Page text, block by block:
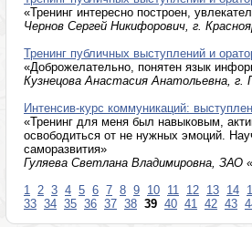
«Тренинг интересно построен,
Чернов Сергей Никифорович, г.
Тренинг публичных выступлений и
«Доброжелательно, понятен язык
Кузнецова Анастасия Анатольевна, г.
Интенсив-курс коммуникаций:
«Тренинг для меня был навыковым,
освободиться от не нужных эмоций.
саморазвития»
Гуляева Светлана Владимировна, ЗАО
1 2 3 4 5 6 7 8 9 10 11 12 13 14
33 34 35 36 37 38 39 40 41 42 43